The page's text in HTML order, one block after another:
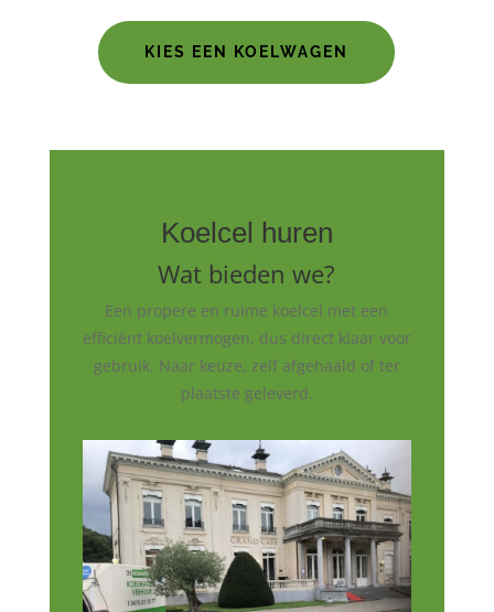
KIES EEN KOELWAGEN
Koelcel huren
Wat bieden we?
Een propere en ruime koelcel met een
efficiënt koelvermogen, dus direct klaar voor
gebruik. Naar keuze, zelf afgehaald of ter
plaatste geleverd.